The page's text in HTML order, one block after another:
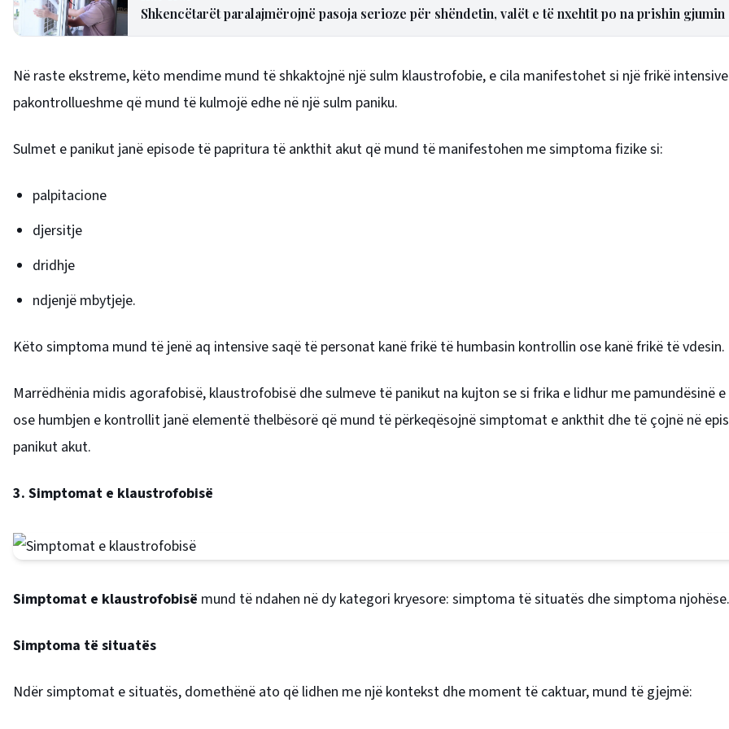
Shkencëtarët paralajmërojnë pasoja serioze për shëndetin, valët e të nxehtit po na prishin gjumin
Në raste ekstreme, këto mendime mund të shkaktojnë një sulm klaustrofobie, e cila manifestohet si një frikë
pakontrollueshme që mund të kulmojë edhe në një sulm paniku.
Sulmet e panikut janë episode të papritura të ankthit akut që mund të manifestohen me simptoma fizike si:
palpitacione
djersitje
dridhje
ndjenjë mbytjeje.
Këto simptoma mund të jenë aq intensive saqë të personat kanë frikë të humbasin kontrollin ose kanë frikë të vdesin.
Marrëdhënia midis agorafobisë, klaustrofobisë dhe sulmeve të panikut na kujton se si frika e lidhur me pamundësinë
ose humbjen e kontrollit janë elementë thelbësorë që mund të përkeqësojnë simptomat e ankthit dhe të çojnë në
panikut akut.
3. Simptomat e klaustrofobisë
Simptomat e klaustrofobisë mund të ndahen në dy kategori kryesore: simptoma të situatës dhe simptoma njohëse.
Simptoma të situatës
Ndër simptomat e situatës, domethënë ato që lidhen me një kontekst dhe moment të caktuar, mund të gjejmë: